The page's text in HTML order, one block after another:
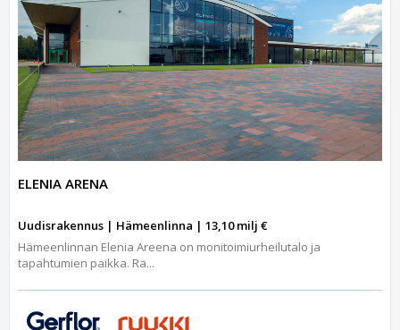
ELENIA ARENA
Uudisrakennus | Hämeenlinna | 13,10 milj €
Hämeenlinnan Elenia Areena on monitoimiurheilutalo ja
tapahtumien paikka. Ra...